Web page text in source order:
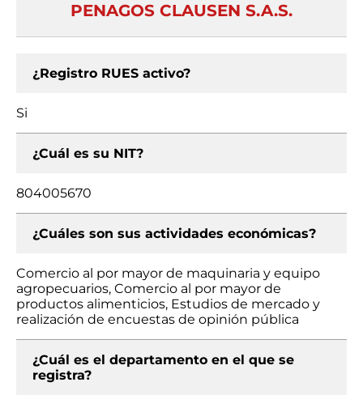
PENAGOS CLAUSEN S.A.S.
¿Registro RUES activo?
Si
¿Cuál es su NIT?
804005670
¿Cuáles son sus actividades económicas?
Comercio al por mayor de maquinaria y equipo
agropecuarios, Comercio al por mayor de
productos alimenticios, Estudios de mercado y
realización de encuestas de opinión pública
¿Cuál es el departamento en el que se
registra?